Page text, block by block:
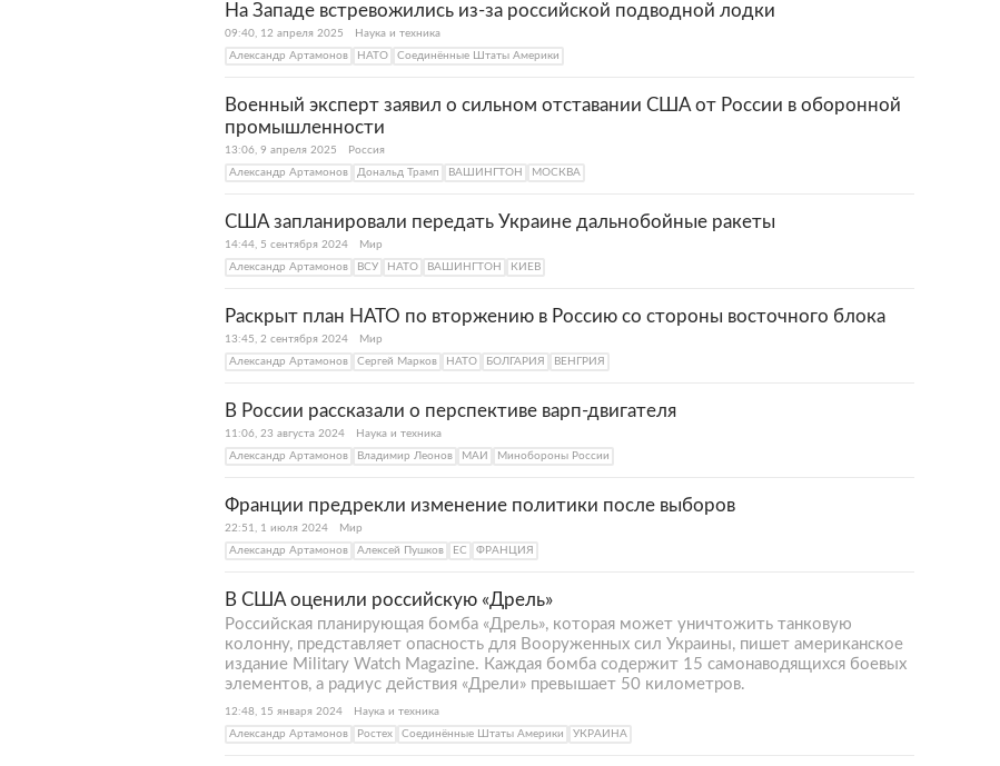
На Западе встревожились из-за российской подводной лодки
09:40, 12 апреля 2025
Наука и техника
Александр Артамонов
НАТО Соединённые Штаты Америки
Военный эксперт заявил о сильном отставании США от России в оборонной
промышленности
13:06, 9 апреля 2025
Россия
Александр Артамонов
Дональд Трамп ВАШИНГТОН МОСКВА
США запланировали передать Украине дальнобойные ракеты
14:44, 5 сентября 2024
Мир
Александр Артамонов
ВСУ НАТО ВАШИНГТОН КИЕВ
Раскрыт план НАТО по вторжению в Россию со стороны восточного блока
13:45, 2 сентября 2024
Мир
Александр Артамонов
Сергей Марков НАТО БОЛГАРИЯ ВЕНГРИЯ
В России рассказали о перспективе варп-двигателя
11:06, 23 августа 2024
Наука и техника
Александр Артамонов
Владимир Леонов МАИ Минобороны России
Франции предрекли изменение политики после выборов
22:51, 1 июля 2024
Мир
Александр Артамонов
Алексей Пушков ЕС ФРАНЦИЯ
В США оценили российскую «Дрель»
Российская планирующая бомба «Дрель», которая может уничтожить танковую
колонну, представляет опасность для Вооруженных сил Украины, пишет американское
издание Military Watch Magazine. Каждая бомба содержит 15 самонаводящихся боевых
элементов, а радиус действия «Дрели» превышает 50 километров.
12:48, 15 января 2024
Наука и техника
Александр Артамонов
Ростех Соединённые Штаты Америки УКРАИНА